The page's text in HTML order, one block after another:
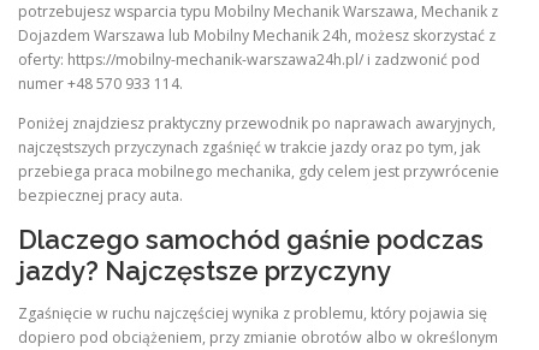
potrzebujesz wsparcia typu Mobilny Mechanik Warszawa, Mechanik z
Dojazdem Warszawa lub Mobilny Mechanik 24h, możesz skorzystać z
oferty: https://mobilny-mechanik-warszawa24h.pl/ i zadzwonić pod
numer +48 570 933 114.
Poniżej znajdziesz praktyczny przewodnik po naprawach awaryjnych,
najczęstszych przyczynach zgaśnięć w trakcie jazdy oraz po tym, jak
przebiega praca mobilnego mechanika, gdy celem jest przywrócenie
bezpiecznej pracy auta.
Dlaczego samochód gaśnie podczas
jazdy? Najczęstsze przyczyny
Zgaśnięcie w ruchu najczęściej wynika z problemu, który pojawia się
dopiero pod obciążeniem, przy zmianie obrotów albo w określonym